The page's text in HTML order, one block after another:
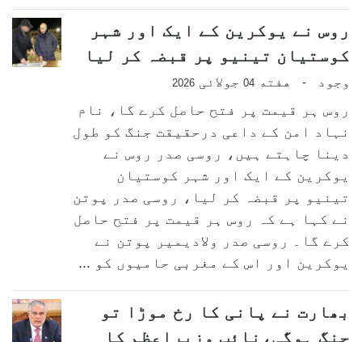
روس نے یوکرین کے ایک اور شہر
کوستیان تینیو پر قبضہ کر لیا
وجود - هفته 04 جولائی 2026
روس ہر قیمت پر فتح حاصل کرے گا، نام
نہاد امن کے داعی درحقیقت جنگ کو طول
دینا چاہتے ہیں، روسی صدر روس نے
یوکرین کے ایک اور شہر کوستیان
تینیو پر قبضہ کر لیا، روسی صدر پوتن
نے کہا ہے کہ روس ہر قیمت پر فتح حاصل
کرے گا۔ روسی صدر ولادیمیر پوتن نے
یوکرین اور اس کے مغربی حامیوں کو ...
بھارت نے پانی کا رخ موڑا تو
جنگ ہوگی،نائب وزیراعظم کا